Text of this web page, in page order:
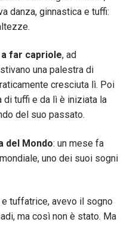
danza, ginnastica e tuffi:
far capriole, ad
una palestra di
cresciuta lì. Poi
di tuffi e da lì è iniziata la
del suo passato.
del Mondo: un mese fa
uno dei suoi sogni
e tuffatrice, avevo il sogno
ma così non è stato. Ma